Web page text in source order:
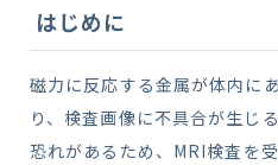
はじめに
磁力に反応する金属が体内に
り、検査画像に不具合が生じ
恐れがあるため、MRI検査を